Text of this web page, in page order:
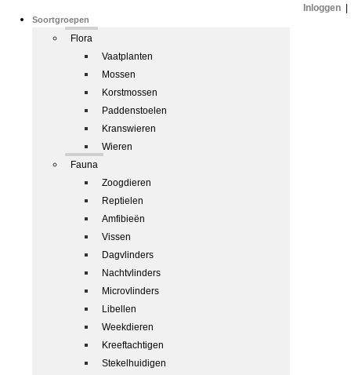
Soortgroepen
Flora
Vaatplanten
Mossen
Korstmossen
Paddenstoelen
Kranswieren
Wieren
Fauna
Zoogdieren
Reptielen
Amfibieën
Vissen
Dagvlinders
Nachtvlinders
Microvlinders
Libellen
Weekdieren
Kreeftachtigen
Stekelhuidigen
Inloggen